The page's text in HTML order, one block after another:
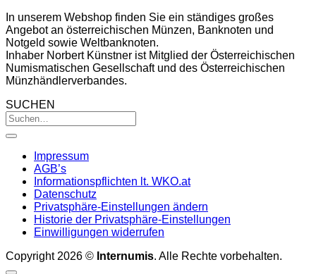
In unserem Webshop finden Sie ein ständiges großes
Angebot an österreichischen Münzen, Banknoten und
Notgeld sowie Weltbanknoten.
Inhaber Norbert Künstner ist Mitglied der Österreichischen
Numismatischen Gesellschaft und des Österreichischen
Münzhändlerverbandes.
SUCHEN
Impressum
AGB’s
Informationspflichten lt. WKO.at
Datenschutz
Privatsphäre-Einstellungen ändern
Historie der Privatsphäre-Einstellungen
Einwilligungen widerrufen
Copyright 2026 © Internumis. Alle Rechte vorbehalten.